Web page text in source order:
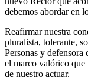
debemos abordar en
Reafirmar nuestra
pluralista, tolerante,
Personas y defensora
el marco valórico que
de nuestro actuar.